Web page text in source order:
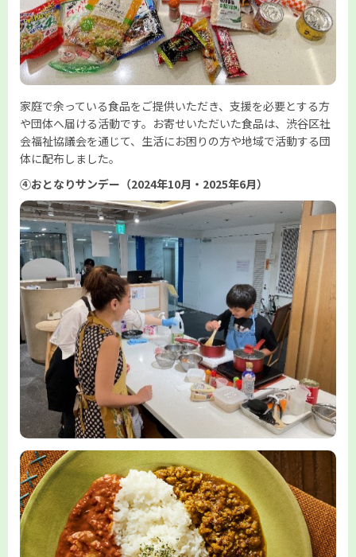
家庭で余っている食品をご提供いただき、支援を必要とする方
や団体へ届ける活動です。お寄せいただいた食品は、渋谷区社
会福祉協議会を通じて、生活にお困りの方や地域で活動する団
体に配布しました。
④おとなりサンデー（2024年10月・2025年6月）